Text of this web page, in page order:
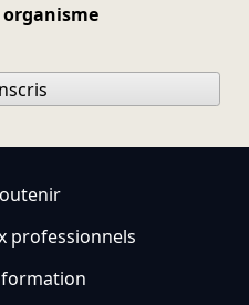
professionnels